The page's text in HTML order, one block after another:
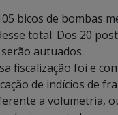
bicos de bombas
total. Dos 20
autuados.
fiscalização foi e
de indícios de
a volumetria,